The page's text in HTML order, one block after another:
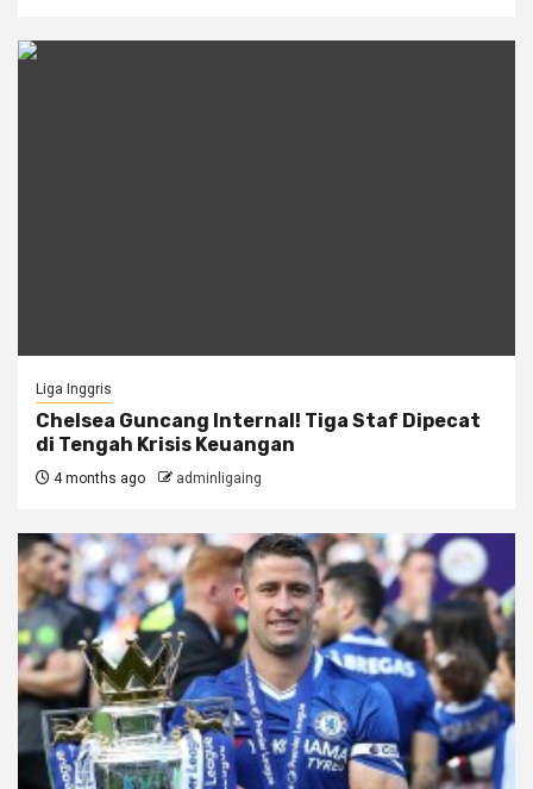
Liga Inggris
Chelsea Guncang Internal! Tiga Staf Dipecat
di Tengah Krisis Keuangan
4 months ago adminligaing